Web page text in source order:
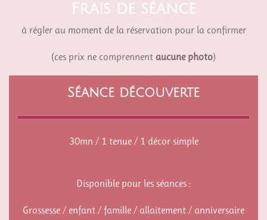
Frais de séance
à régler au moment de la réservation pour la confirmer
(ces prix ne comprennent aucune photo)
Séance découverte
30mn / 1 tenue / 1 décor simple
Disponible pour les séances :
Grossesse / enfant / famille / allaitement / anniversaire